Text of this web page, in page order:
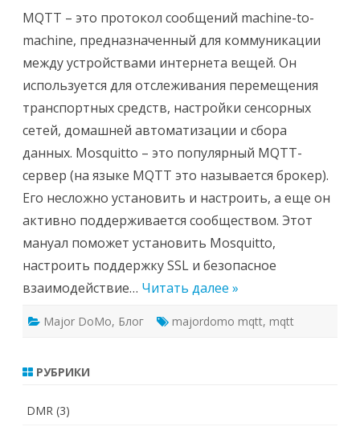
сообщений
MQTT – это протокол сообщений machine-to-
machine, предназначенный для коммуникации
между устройствами интернета вещей. Он
используется для отслеживания перемещения
транспортных средств, настройки сенсорных
сетей, домашней автоматизации и сбора
данных. Mosquitto – это популярный MQTT-
сервер (на языке MQTT это называется брокер).
Его несложно установить и настроить, а еще он
активно поддерживается сообществом. Этот
мануал поможет установить Mosquitto,
настроить поддержку SSL и безопасное
взаимодействие… Читать далее »
Major DoMo, Блог majordomo mqtt, mqtt
РУБРИКИ
DMR (3)